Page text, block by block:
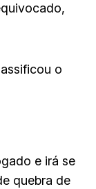
o
e irá se
quebra de